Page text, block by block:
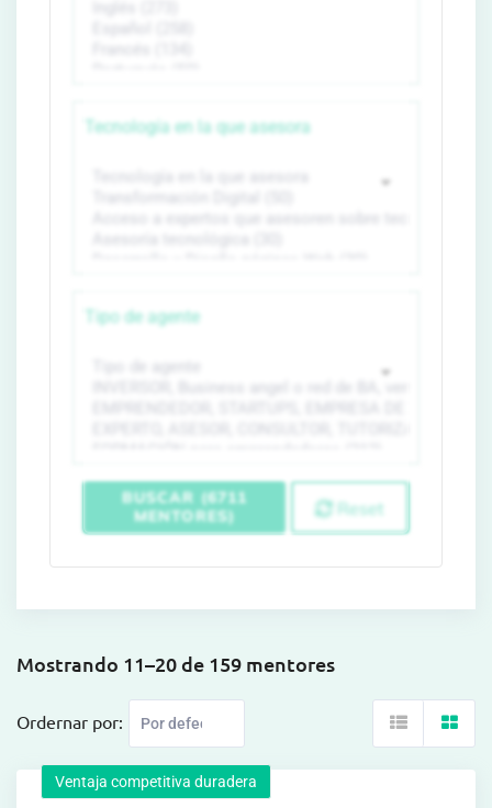
Tecnología en la que asesora
Tipo de agente
BUSCAR (6711
MENTORES)
Reset
Mostrando 11–20 de 159 mentores
Ordernar por:
Ventaja competitiva duradera